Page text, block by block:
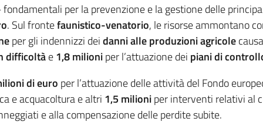
per la prevenzione e la gestione delle
. Sul frontefaunistico-venatorio, le risorse ammontano
per gli indennizzi deidanni alle produzioni agricole
difficoltàe1,8 milioniper l’attuazione dei piani di
dieuro per l’attuazione delle attività del Fondo
e acquacoltura e altri 1,5 milioniper interventi relativi al
e alla compensazione delle perdite subite.